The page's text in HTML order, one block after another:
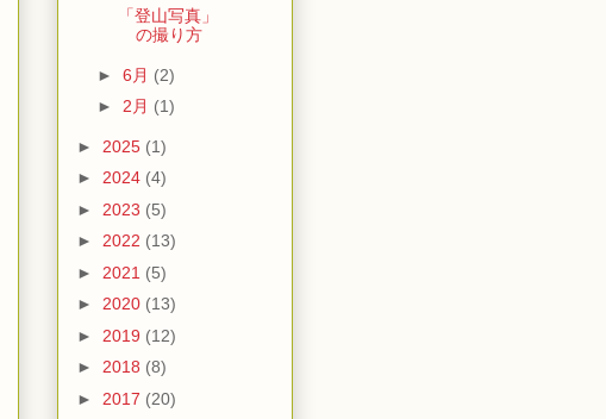
「登山写真」
の撮り方
► 6月 (2)
► 2月 (1)
► 2025 (1)
► 2024 (4)
► 2023 (5)
► 2022 (13)
► 2021 (5)
► 2020 (13)
► 2019 (12)
► 2018 (8)
► 2017 (20)